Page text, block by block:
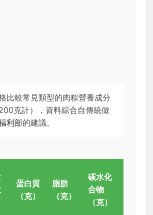
比較常見類型的肉粽營養成分
200克計），資料綜合自傳統做
利部的建議。
蛋白質
（克）
脂肪
（克）
碳水化
合物
（克）